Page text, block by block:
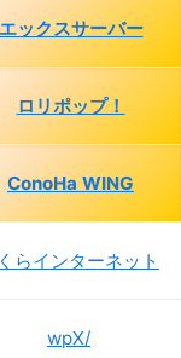
エックスサーバー
ロリポップ！
ConoHa WING
らインターネット
wpX/